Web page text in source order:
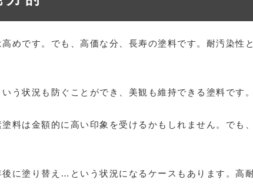
めです。でも、高価な分、長寿の塗料です。耐汚染性
う状況も防ぐことができ、美観も維持できる塗料です。
料は金額的に高い印象を受けるかもしれません。でも
に塗り替え…という状況になるケースもあります。高